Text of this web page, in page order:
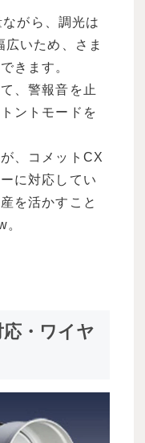
がら、調光は
いため、さま
きます。
、警報音を止
ントモードを
、コメットCX
に対応してい
を活かすこと
・ワイヤ